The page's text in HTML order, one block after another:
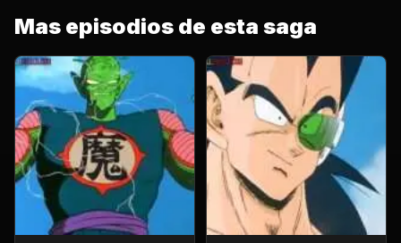
Mas episodios de esta saga